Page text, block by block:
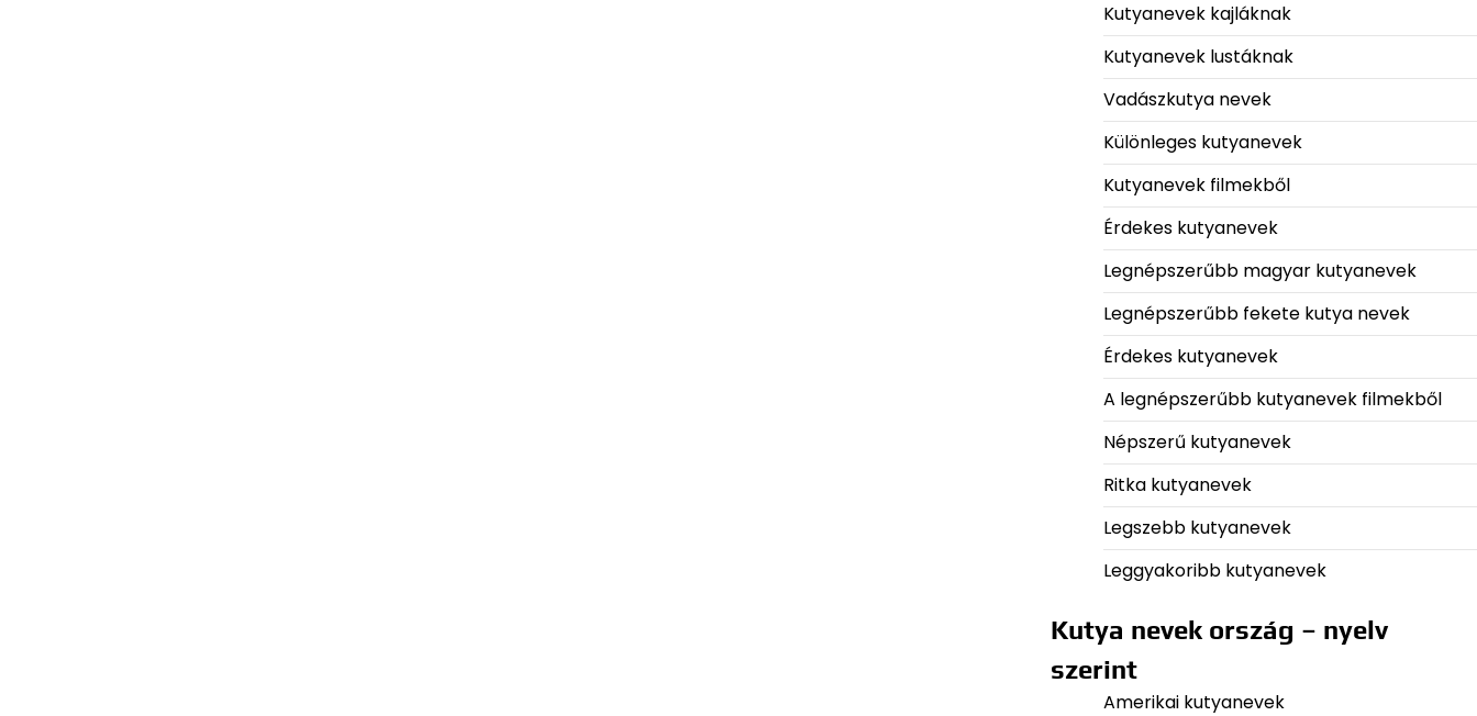
Kutyanevek kajláknak
Kutyanevek lustáknak
Vadászkutya nevek
Különleges kutyanevek
Kutyanevek filmekből
Érdekes kutyanevek
Legnépszerűbb magyar kutyanevek
Legnépszerűbb fekete kutya nevek
Érdekes kutyanevek
A legnépszerűbb kutyanevek filmekből
Népszerű kutyanevek
Ritka kutyanevek
Legszebb kutyanevek
Leggyakoribb kutyanevek
Kutya nevek ország – nyelv
szerint
Amerikai kutyanevek